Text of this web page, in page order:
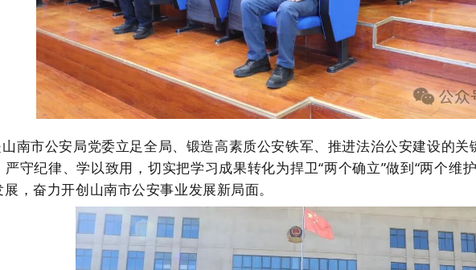
南市公安局党委立足全局、锻造高素质公安铁军、推进法治公安建设的
严守纪律、学以致用，切实把学习成果转化为捍卫“两个确立”做到“两个维
，奋力开创山南市公安事业发展新局面。